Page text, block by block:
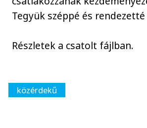
Tegyük széppé és
Részletek a csatolt fájlban.
közérdekű